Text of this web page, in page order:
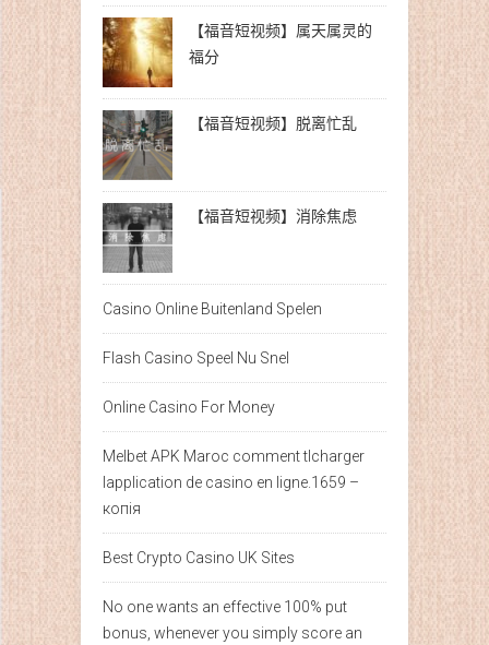
【福音短视频】属天属灵的
福分
【福音短视频】脱离忙乱
【福音短视频】消除焦虑
Casino Online Buitenland Spelen
Flash Casino Speel Nu Snel
Online Casino For Money
Melbet APK Maroc comment tlcharger
lapplication de casino en ligne.1659 –
копія
Best Crypto Casino UK Sites
No one wants an effective 100% put
bonus, whenever you simply score an